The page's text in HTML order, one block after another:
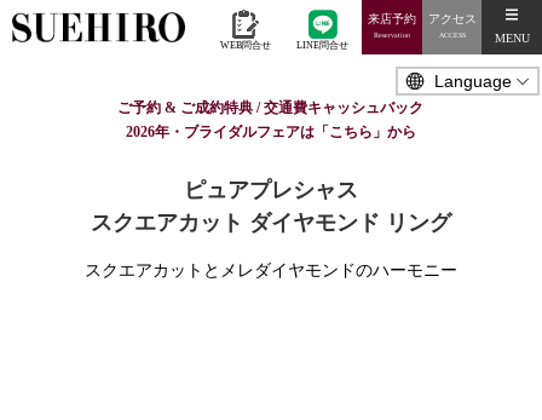
WEB問合せ LINE問合せ
来店予約
Reservation
アクセス
ACCESS MENU
ご予約 & ご成約特典 / 交通費キャッシュバック
2026年・ブライダルフェアは「こちら」から
ピュアプレシャス
スクエアカット ダイヤモンド リング
スクエアカットとメレダイヤモンドのハーモニー